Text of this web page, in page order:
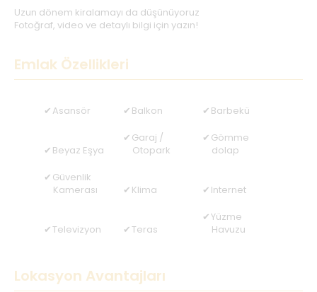
Uzun dönem kiralamayı da düşünüyoruz
Fotoğraf, video ve detaylı bilgi için yazın!
Emlak Özellikleri
Asansör Balkon Barbekü
Beyaz Eşya
Garaj /
Otopark
Gömme
dolap
Güvenlik
Kamerası
Klima Internet
Televizyon Teras
Yüzme
Havuzu
Lokasyon Avantajları